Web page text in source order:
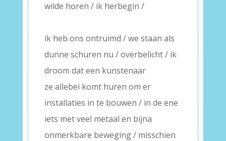
wilde horen / ik herbegin /
ik heb ons ontruimd / we staan als
dunne schuren nu / overbelicht / ik
droom dat een kunstenaar
ze allebei komt huren om er
installaties in te bouwen / in de ene
iets met veel metaal en bijna
onmerkbare beweging / misschien